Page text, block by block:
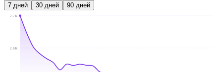
7 дней 30 дней 90 дней
2.7K
2.6K